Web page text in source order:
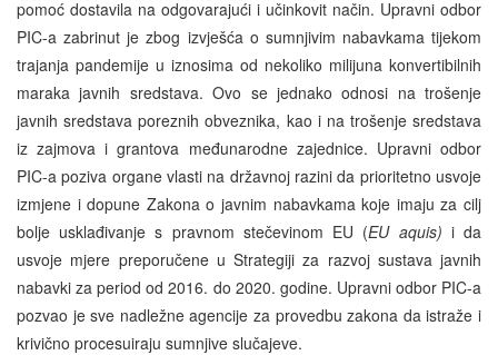
pomoć dostavila na odgovarajući i učinkovit način. Upravni odbor
PIC-a zabrinut je zbog izvješća o sumnjivim nabavkama tijekom
trajanja pandemije u iznosima od nekoliko milijuna konvertibilnih
maraka javnih sredstava. Ovo se jednako odnosi na trošenje
javnih sredstava poreznih obveznika, kao i na trošenje sredstava
iz zajmova i grantova međunarodne zajednice. Upravni odbor
PIC-a poziva organe vlasti na državnoj razini da prioritetno usvoje
izmjene i dopune Zakona o javnim nabavkama koje imaju za cilj
bolje usklađivanje s pravnom stečevinom EU (EU aquis) i da
usvoje mjere preporučene u Strategiji za razvoj sustava javnih
nabavki za period od 2016. do 2020. godine. Upravni odbor PIC-a
pozvao je sve nadležne agencije za provedbu zakona da istraže i
krivično procesuiraju sumnjive slučajeve.